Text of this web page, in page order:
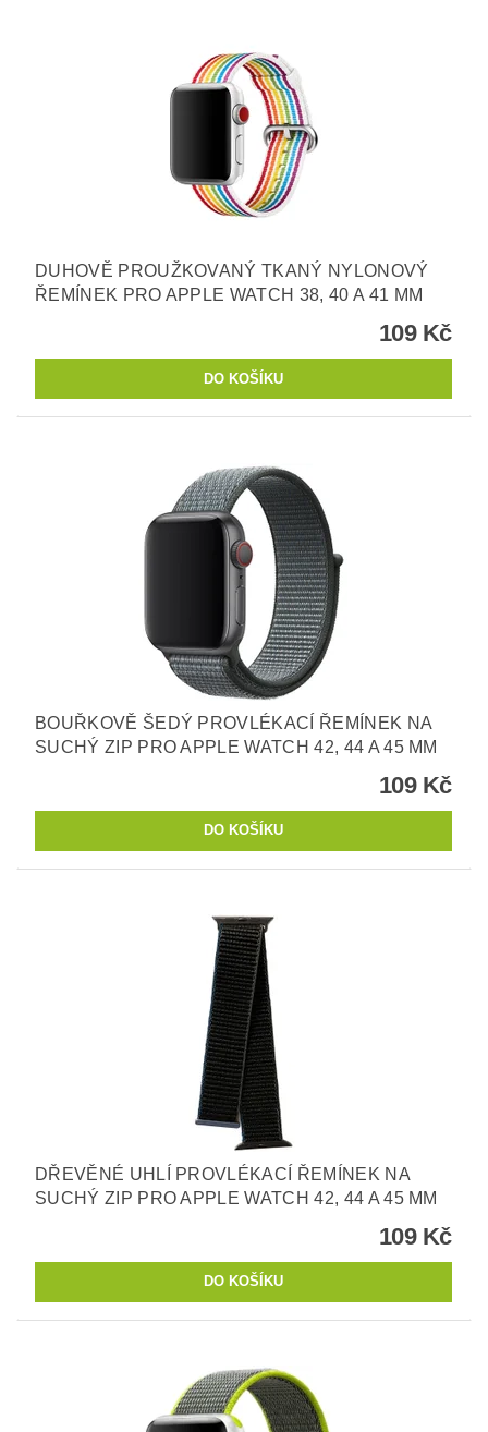
DUHOVĚ PROUŽKOVANÝ TKANÝ NYLONOVÝ
ŘEMÍNEK PRO APPLE WATCH 38, 40 A 41 MM
109 Kč
BOUŘKOVĚ ŠEDÝ PROVLÉKACÍ ŘEMÍNEK NA
SUCHÝ ZIP PRO APPLE WATCH 42, 44 A 45 MM
109 Kč
DŘEVĚNÉ UHLÍ PROVLÉKACÍ ŘEMÍNEK NA
SUCHÝ ZIP PRO APPLE WATCH 42, 44 A 45 MM
109 Kč